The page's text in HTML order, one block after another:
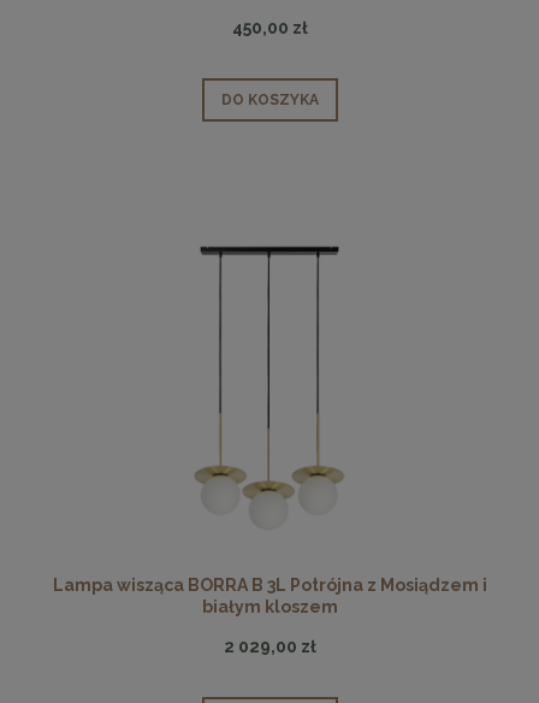
450,00 zł
DO KOSZYKA
Lampa wisząca BORRA B 3L Potrójna z Mosiądzem i
białym kloszem
2 029,00 zł